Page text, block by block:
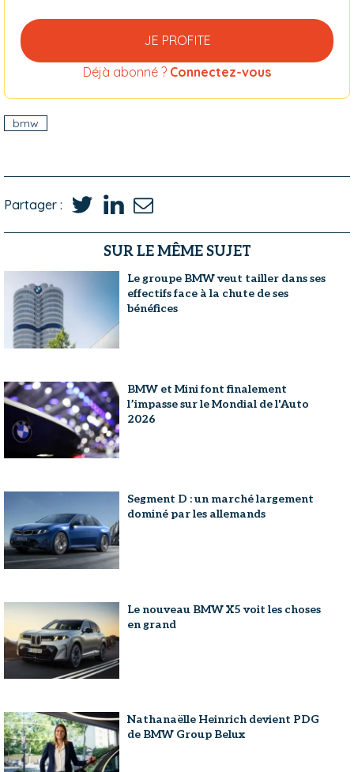
JE PROFITE
Déjà abonné ? Connectez-vous
bmw
Partager :
SUR LE MÊME SUJET
Le groupe BMW veut tailler dans ses
effectifs face à la chute de ses
bénéfices
BMW et Mini font finalement
l’impasse sur le Mondial de l'Auto
2026
Segment D : un marché largement
dominé par les allemands
Le nouveau BMW X5 voit les choses
en grand
Nathanaëlle Heinrich devient PDG
de BMW Group Belux